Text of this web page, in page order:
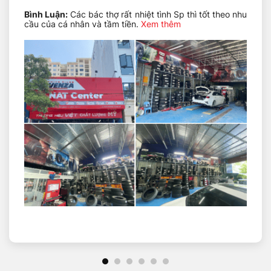
Dòng gai
Pilot Super Sport N0
cao
45%
Thiết kế lốp
Radial – Lốp bố tỏa tròn
Kích thước
mâm xe
19 inch
Loại lốp
Lốp không săm
Chỉ số tải
trọng
100
Chỉ số tốc độ Y
Công dụng
Phù hợp cho các dòng xe SUV và
Crossover
suất vận hành cao. Lốp có khả năng chịu tải cao, tiết
loại địa hình giúp bạn tận hưởng hành trình trọn vẹn.
Bình Luận: Các bác thợ rất nhiệt tình Sp thì tốt theo nhu
cầu của cá nhân và tầm tiền. Xem thêm